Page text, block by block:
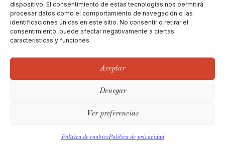
dispositivo. El consentimiento de estas tecnologías nos permitirá
procesar datos como el comportamiento de navegación o las
identificaciones únicas en este sitio. No consentir o retirar el
consentimiento, puede afectar negativamente a ciertas
características y funciones.
Aceptar
Denegar
Ver preferencias
Política de cookiesPolítica de privacidad
Calle Gobelas 17, 28023
Madrid
hola@territoriodeco.com
Aviso LegalPolítica de privacidad